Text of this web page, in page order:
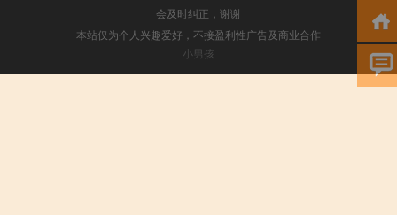
会及时纠正，谢谢
本站仅为个人兴趣爱好，不接盈利性广告及商业合作
小男孩